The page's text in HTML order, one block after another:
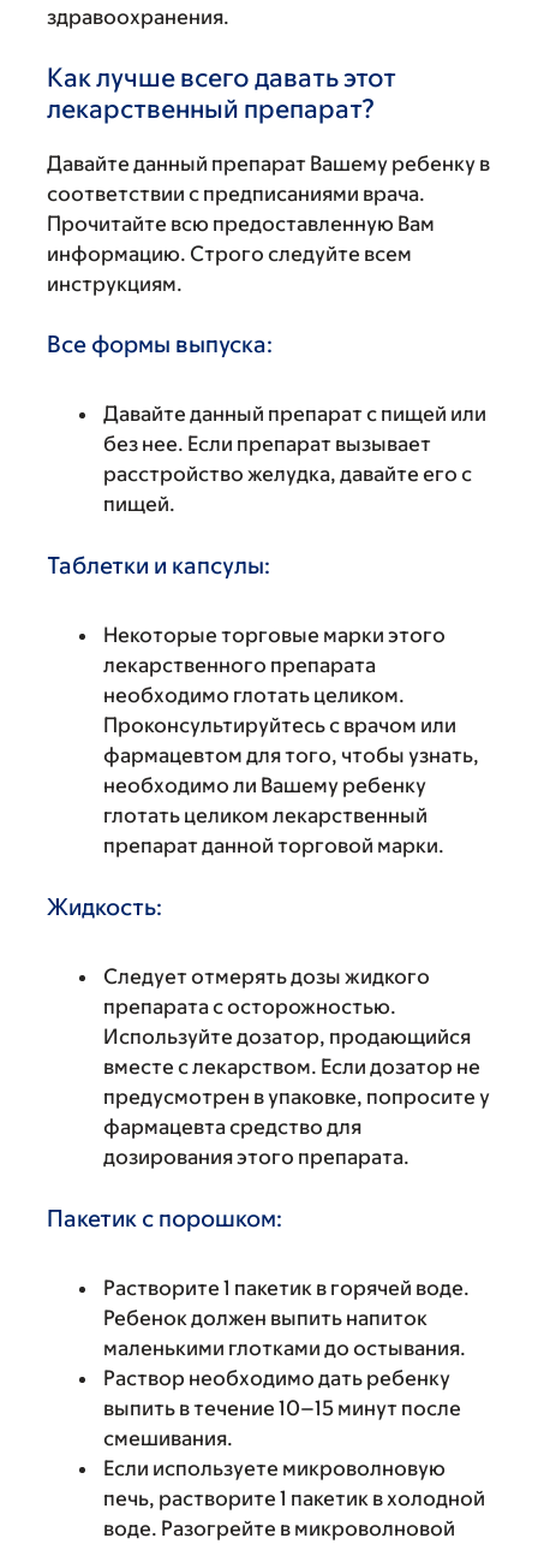
здравоохранения.
Как лучше всего давать этот
лекарственный препарат?
Давайте данный препарат Вашему ребенку в
соответствии с предписаниями врача.
Прочитайте всю предоставленную Вам
информацию. Строго следуйте всем
инструкциям.
Все формы выпуска:
Давайте данный препарат с пищей или
без нее. Если препарат вызывает
расстройство желудка, давайте его с
пищей.
Таблетки и капсулы:
Некоторые торговые марки этого
лекарственного препарата
необходимо глотать целиком.
Проконсультируйтесь с врачом или
фармацевтом для того, чтобы узнать,
необходимо ли Вашему ребенку
глотать целиком лекарственный
препарат данной торговой марки.
Жидкость:
Следует отмерять дозы жидкого
препарата с осторожностью.
Используйте дозатор, продающийся
вместе с лекарством. Если дозатор не
предусмотрен в упаковке, попросите у
фармацевта средство для
дозирования этого препарата.
Пакетик с порошком:
Растворите 1 пакетик в горячей воде.
Ребенок должен выпить напиток
маленькими глотками до остывания.
Раствор необходимо дать ребенку
выпить в течение 10–15 минут после
смешивания.
Если используете микроволновую
печь, растворите 1 пакетик в холодной
воде. Разогрейте в микроволновой